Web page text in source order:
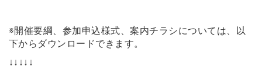
※開催要綱、参加申込様式、案内チラシについては、以
下からダウンロードできます。
↓↓↓↓↓